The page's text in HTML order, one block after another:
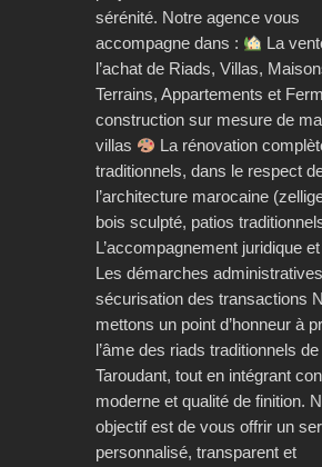
sérénité. Notre agence vous
accompagne dans :
La
l’achat de Riads, Villas,
Terrains, Appartements et
construction sur mesure de
villas
La rénovation
traditionnels, dans le respect
l’architecture marocaine
bois sculpté, patios
L’accompagnement juridique
Les démarches
sécurisation des transactions
mettons un point d’honneur à
l’âme des riads traditionnels de
Taroudant, tout en intégrant
moderne et qualité de finition.
objectif est de vous offrir un
personnalisé, transparent et